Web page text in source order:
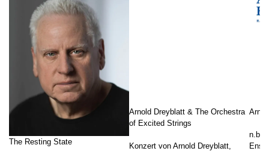
The Resting State
Arnold Dreyblatt & The Orchestra
of Excited Strings
Konzert von Arnold Dreyblatt,